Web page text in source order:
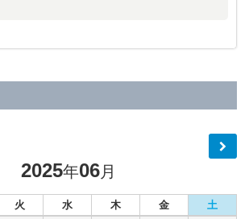
2025年06月
火 水 木 金 土